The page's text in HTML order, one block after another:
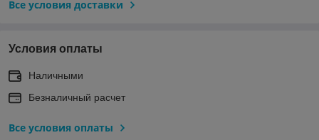
Все условия доставки
Условия оплаты
Наличными
Безналичный расчет
Все условия оплаты